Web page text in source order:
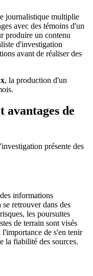
journalistique multiplie
avec des témoins d'un
produire un contenu
d'investigation
avant de réaliser des
, la production d'un
avantages de
présente des
informations
retrouver dans des
les poursuites
de terrain sont visés
l'importance de s'en tenir
la fiabilité des sources.